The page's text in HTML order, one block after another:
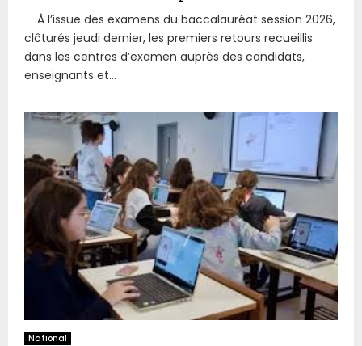
À l’issue des examens du baccalauréat session 2026,
clôturés jeudi dernier, les premiers retours recueillis
dans les centres d’examen auprès des candidats,
enseignants et...
National